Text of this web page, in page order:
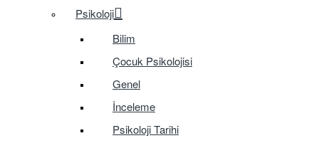
Psikoloji
Bilim
Çocuk Psikolojisi
Genel
İnceleme
Psikoloji Tarihi